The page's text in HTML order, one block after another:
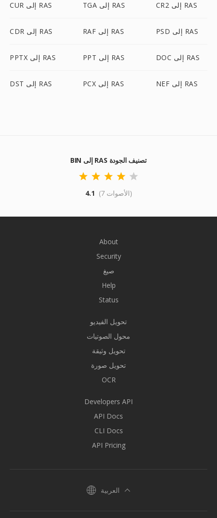
CUR إلى RAS TGA إلى RAS CR2 إلى RAS
CDR إلى RAS RAF إلى RAS PSD إلى RAS
PPTX إلى RAS PPT إلى RAS DOC إلى RAS
DST إلى RAS PCX إلى RAS NEF إلى RAS
BIN إلى RAS تصنيف الجودة
4.1 (7 الأصوات)
About
Security
صيغ
Help
Status
تحويل الفيديو
محول الصوتيات
تحويل وثيقة
تحويل صورة
OCR
Developers API
API Docs
CLI Docs
API Pricing
العربية